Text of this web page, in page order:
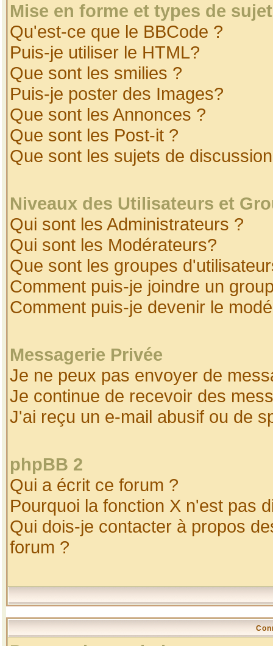
Mise en forme et types de
Qu'est-ce que le BBCode ?
Puis-je utiliser le HTML?
Que sont les smilies ?
Puis-je poster des Images?
Que sont les Annonces ?
Que sont les Post-it ?
Que sont les sujets de
Niveaux des Utilisateurs et
Qui sont les Administrateurs ?
Qui sont les Modérateurs?
Que sont les groupes
Comment puis-je joindre un
Comment puis-je devenir le
Messagerie Privée
Je ne peux pas envoyer de
Je continue de recevoir des
J'ai reçu un e-mail abusif ou de
phpBB 2
Qui a écrit ce forum ?
Pourquoi la fonction X n'est pas
Qui dois-je contacter à propos
forum ?